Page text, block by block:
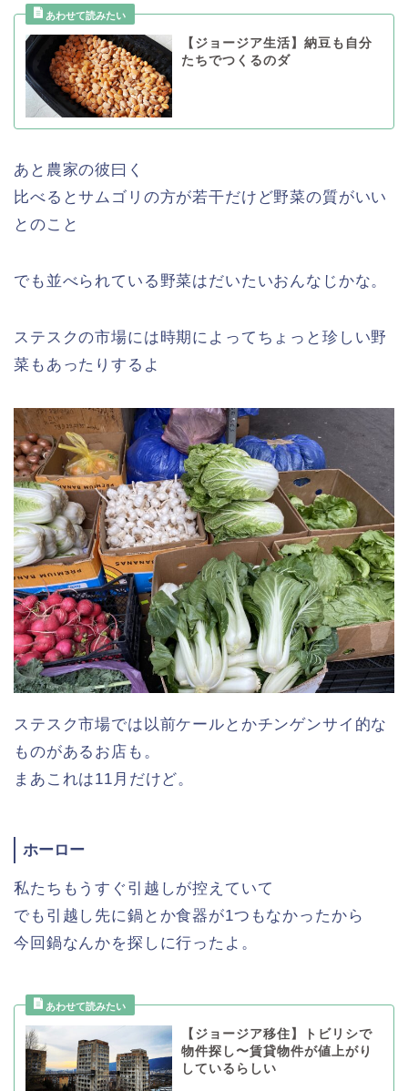
【ジョージア生活】納豆も自分
たちでつくるのダ
あと農家の彼曰く
比べるとサムゴリの方が若干だけど野菜の質がいい
とのこと
でも並べられている野菜はだいたいおんなじかな。
ステスクの市場には時期によってちょっと珍しい野
菜もあったりするよ
ステスク市場では以前ケールとかチンゲンサイ的な
ものがあるお店も。
まあこれは11月だけど。
ホーロー
私たちもうすぐ引越しが控えていて
でも引越し先に鍋とか食器が1つもなかったから
今回鍋なんかを探しに行ったよ。
【ジョージア移住】トビリシで
物件探し〜賃貸物件が値上がり
しているらしい